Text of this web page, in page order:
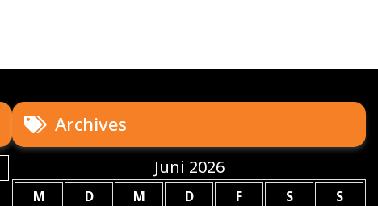
Archives
Juni 2026
M D M D F S
S